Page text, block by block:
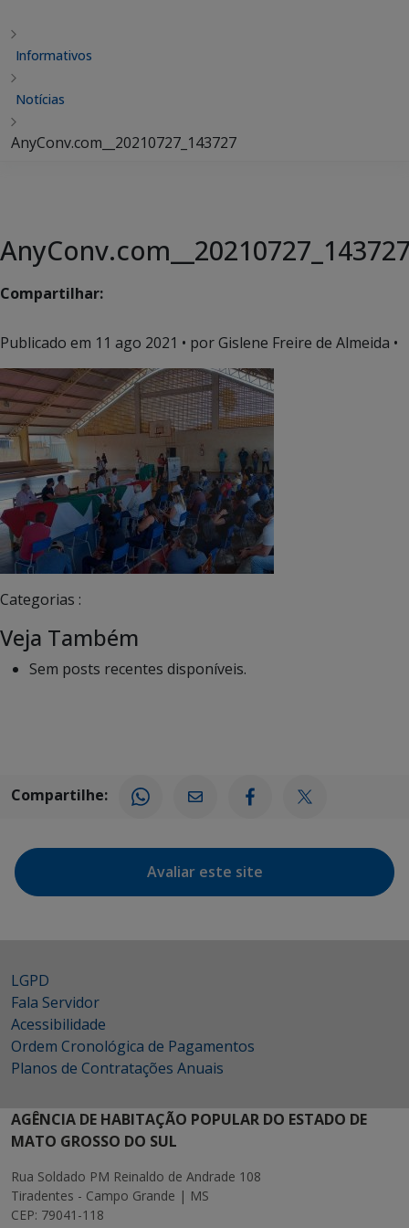
Informativos
Notícias
AnyConv.com__20210727_143727
Compartilhar:
Publicado em 11 ago 2021 • por Gislene Freire de Almeida •
Categorias :
Veja Também
Sem posts recentes disponíveis.
Compartilhe:
Avaliar este site
LGPD
Fala Servidor
Acessibilidade
Ordem Cronológica de Pagamentos
Planos de Contratações Anuais
AGÊNCIA DE HABITAÇÃO POPULAR DO ESTADO DE
MATO GROSSO DO SUL
Rua Soldado PM Reinaldo de Andrade 108
Tiradentes - Campo Grande | MS
CEP: 79041-118